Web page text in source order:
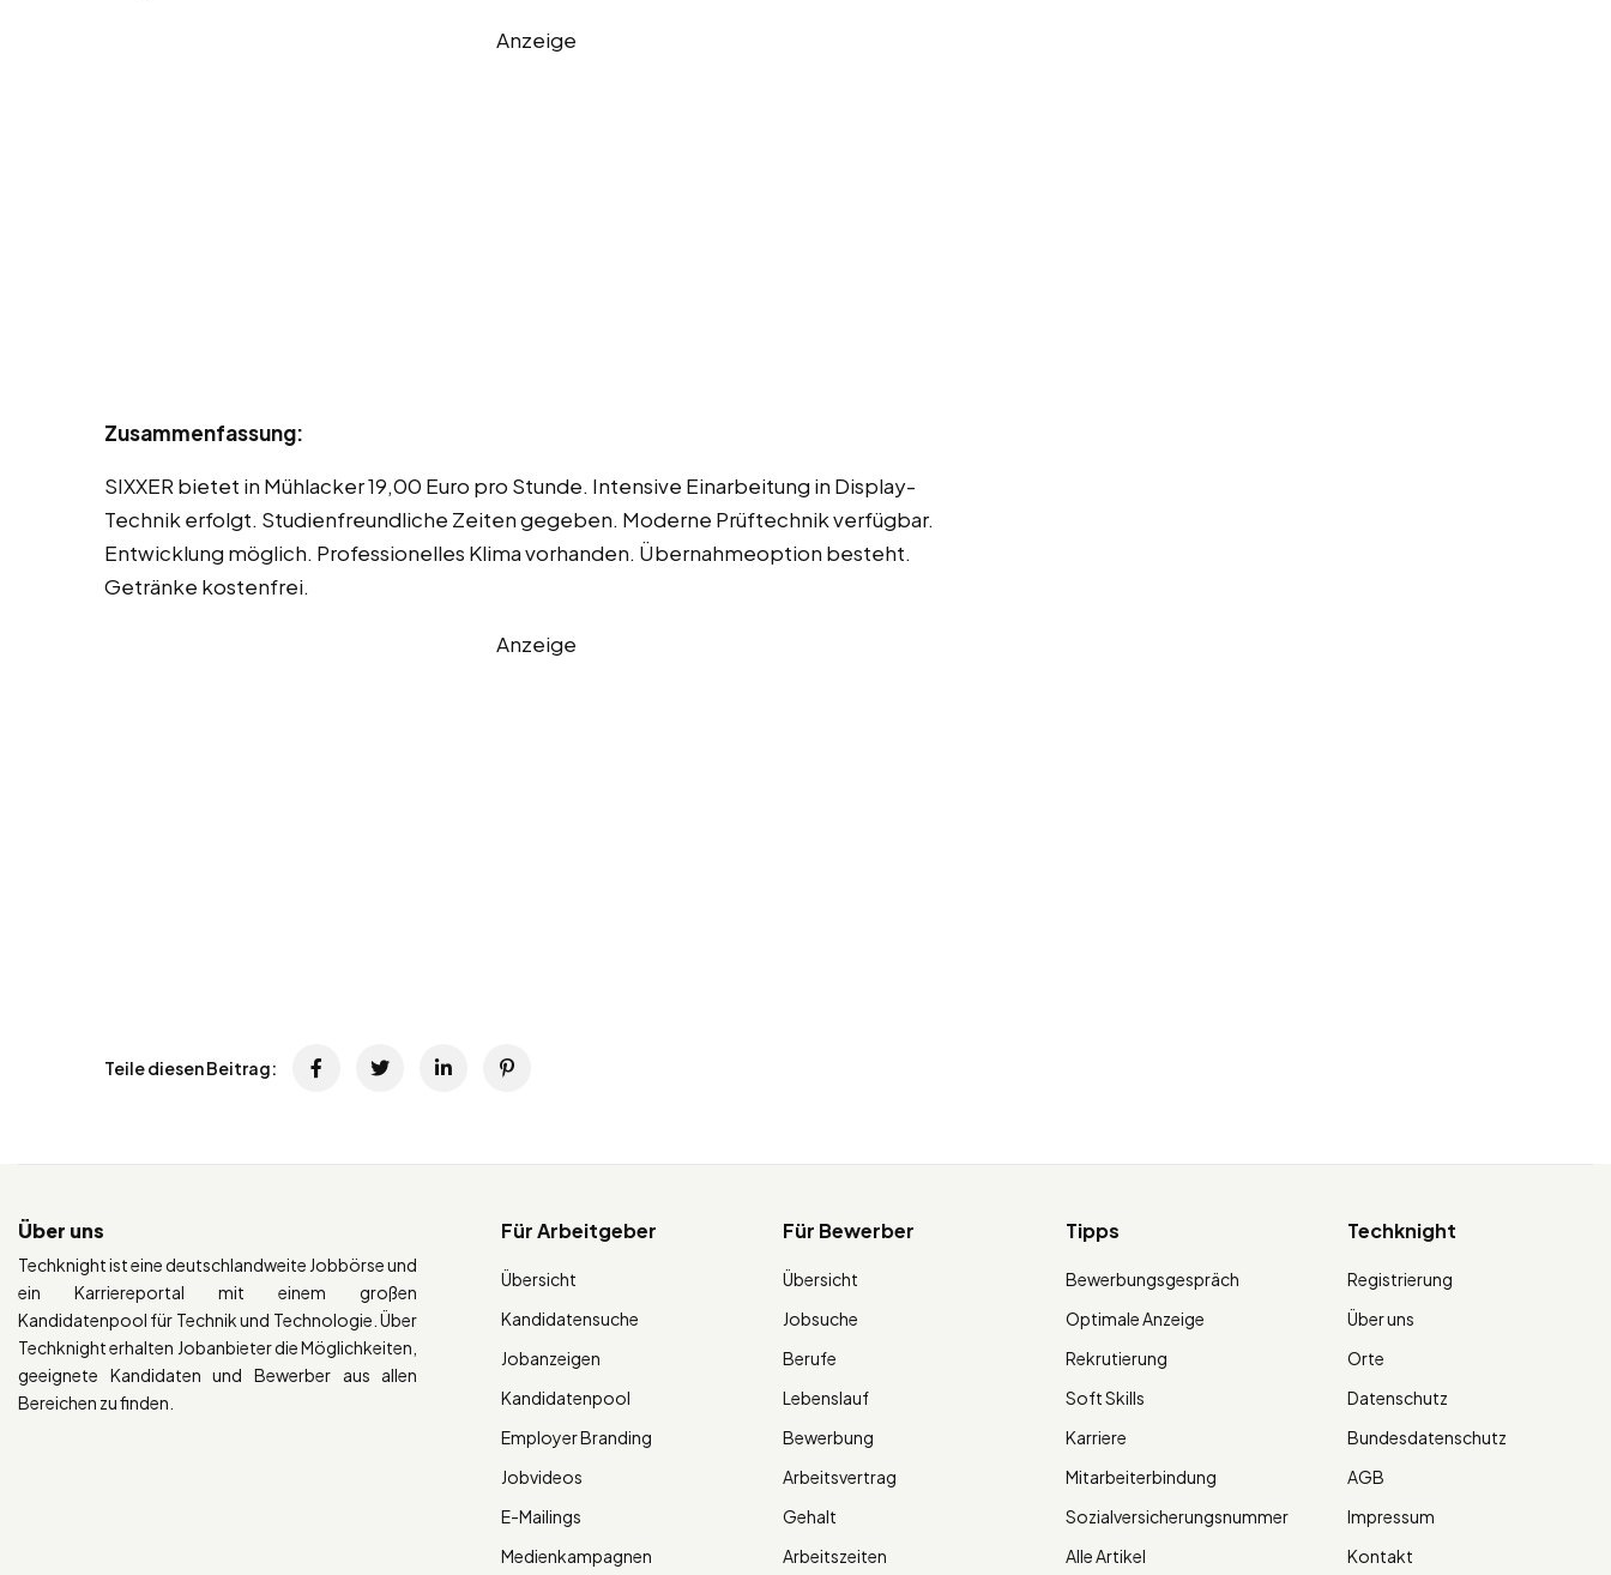
Anzeige
Zusammenfassung:
SIXXER bietet in Mühlacker 19,00 Euro pro Stunde. Intensive Einarbeitung in Display-
Technik erfolgt. Studienfreundliche Zeiten gegeben. Moderne Prüftechnik verfügbar.
Entwicklung möglich. Professionelles Klima vorhanden. Übernahmeoption besteht.
Getränke kostenfrei.
Anzeige
Teile diesen Beitrag:
Über uns
Techknight ist eine deutschlandweite Jobbörse und
ein Karriereportal mit einem großen
Kandidatenpool für Technik und Technologie. Über
Techknight erhalten Jobanbieter die Möglichkeiten,
geeignete Kandidaten und Bewerber aus allen
Bereichen zu finden.
Für Arbeitgeber
Übersicht
Kandidatensuche
Jobanzeigen
Kandidatenpool
Employer Branding
Jobvideos
E-Mailings
Medienkampagnen
Für Bewerber
Übersicht
Jobsuche
Berufe
Lebenslauf
Bewerbung
Arbeitsvertrag
Gehalt
Arbeitszeiten
Tipps
Bewerbungsgespräch
Optimale Anzeige
Rekrutierung
Soft Skills
Karriere
Mitarbeiterbindung
Sozialversicherungsnummer
Alle Artikel
Techknight
Registrierung
Über uns
Orte
Datenschutz
Bundesdatenschutz
AGB
Impressum
Kontakt